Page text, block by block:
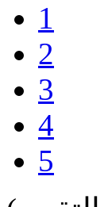
1
2
3
4
5